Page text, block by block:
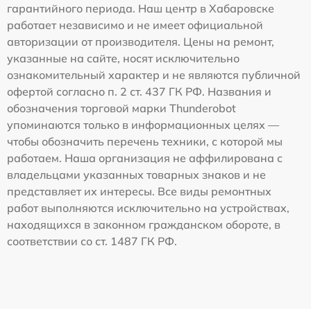
гарантийного периода. Наш центр в Хабаровске
работает независимо и не имеет официальной
авторизации от производителя. Цены на ремонт,
указанные на сайте, носят исключительно
ознакомительный характер и не являются публичной
офертой согласно п. 2 ст. 437 ГК РФ. Названия и
обозначения торговой марки Thunderobot
упоминаются только в информационных целях —
чтобы обозначить перечень техники, с которой мы
работаем. Наша организация не аффилирована с
владельцами указанных товарных знаков и не
представляет их интересы. Все виды ремонтных
работ выполняются исключительно на устройствах,
находящихся в законном гражданском обороте, в
соответствии со ст. 1487 ГК РФ.